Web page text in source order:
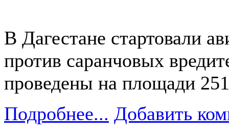
В Дагестане стартовали
против саранчовых
проведены на площади
Подробнее... Добавить